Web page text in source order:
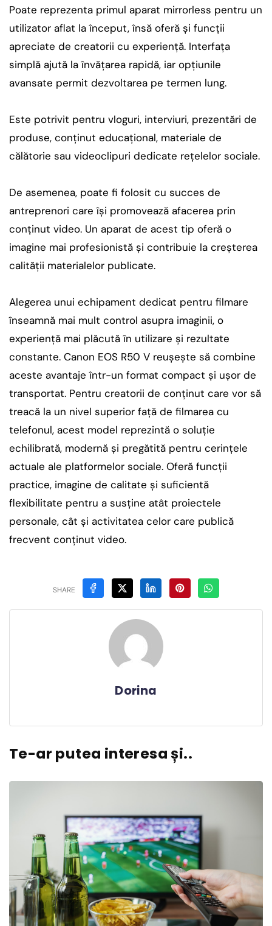
Poate reprezenta primul aparat mirrorless pentru un
utilizator aflat la început, însă oferă și funcții
apreciate de creatorii cu experiență. Interfața
simplă ajută la învățarea rapidă, iar opțiunile
avansate permit dezvoltarea pe termen lung.
Este potrivit pentru vloguri, interviuri, prezentări de
produse, conținut educațional, materiale de
călătorie sau videoclipuri dedicate rețelelor sociale.
De asemenea, poate fi folosit cu succes de
antreprenori care își promovează afacerea prin
conținut video. Un aparat de acest tip oferă o
imagine mai profesionistă și contribuie la creșterea
calității materialelor publicate.
Alegerea unui echipament dedicat pentru filmare
înseamnă mai mult control asupra imaginii, o
experiență mai plăcută în utilizare și rezultate
constante. Canon EOS R50 V reușește să combine
aceste avantaje într-un format compact și ușor de
transportat. Pentru creatorii de conținut care vor să
treacă la un nivel superior față de filmarea cu
telefonul, acest model reprezintă o soluție
echilibrată, modernă și pregătită pentru cerințele
actuale ale platformelor sociale. Oferă funcții
practice, imagine de calitate și suficientă
flexibilitate pentru a susține atât proiectele
personale, cât și activitatea celor care publică
frecvent conținut video.
SHARE
Dorina
Te-ar putea interesa și..